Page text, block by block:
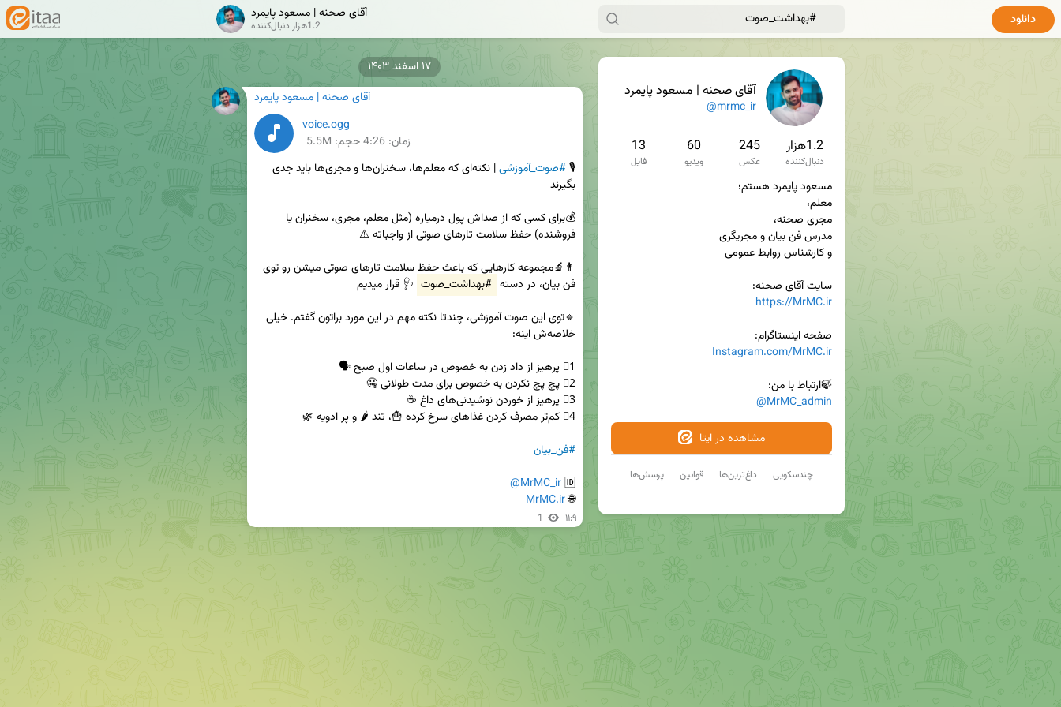
آقای صحنه | مسعود پایمرد
@mrmc_ir
1.2هزار
دنبال‌کننده
245
عکس
60
ویدیو
13
فایل
سایت آقای صحنه:
https://MrMC.ir
صفحه اینستاگرام:
Instagram.com/MrMC.ir
🍃ارتباط با من:
@MrMC_admin
مشاهده در ایتا
پرسش‌ها قوانین داغ‌ترین‌ها چندسکویی
آقای صحنه | مسعود پایمرد
1.2هزار دنبال‌کننده دانلود
آقای صحنه | مسعود پایمرد
voice.ogg
زمان: 4:26حجم: 5.5M
🎙 #صوت_آموزشی
فن بیان، در دسته #بهداشت_صوت
#فن_بیان
🆔
@MrMC_ir
🌐
MrMC.ir
1 ۱۱:۹
۱۷ اسفند ۱۴۰۳